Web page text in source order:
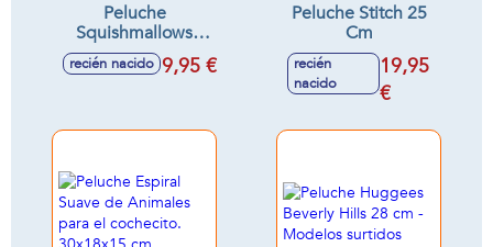
Peluche
Squishmallows
blando y suave 20
cm. - Modelos
recién nacido 9,95 €
Peluche Stitch 25
Cm
recién
nacido
19,95
€